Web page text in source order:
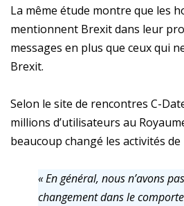
La même étude montre que les
mentionnent Brexit dans leur
messages en plus que ceux qui
Brexit.
Selon le site de rencontres C-
millions d’utilisateurs au
beaucoup changé les activités
« En général, nous n’avons
changement dans le